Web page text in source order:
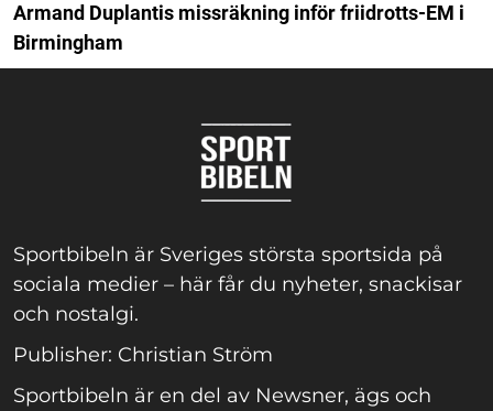
Armand Duplantis missräkning inför friidrotts-EM i
Birmingham
Sportbibeln är Sveriges största sportsida på
sociala medier – här får du nyheter, snackisar
och nostalgi.
Publisher: Christian Ström
Sportbibeln är en del av Newsner, ägs och